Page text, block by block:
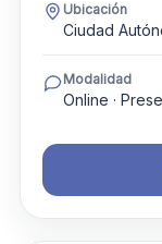
Ubicación
Ciudad
Modalidad
Online ·